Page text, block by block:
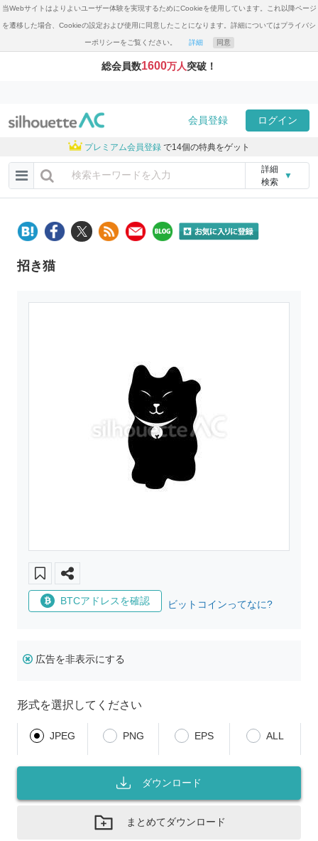
当Webサイトはよりよいユーザー体験を実現するためにCookieを使用しています。これ以降ページ
を遷移した場合、Cookieの設定および使用に同意したことになります。詳細についてはプライバシ
ーポリシーをご覧ください。 詳細 同意
総会員数1600万人突破！
会員登録 ログイン
プレミアム会員登録 で14個の特典をゲット
詳細
検索
▼
招き猫
BTCアドレスを確認 ビットコインってなに?
広告を非表示にする
形式を選択してください
JPEG PNG EPS ALL
ダウンロード
まとめてダウンロード